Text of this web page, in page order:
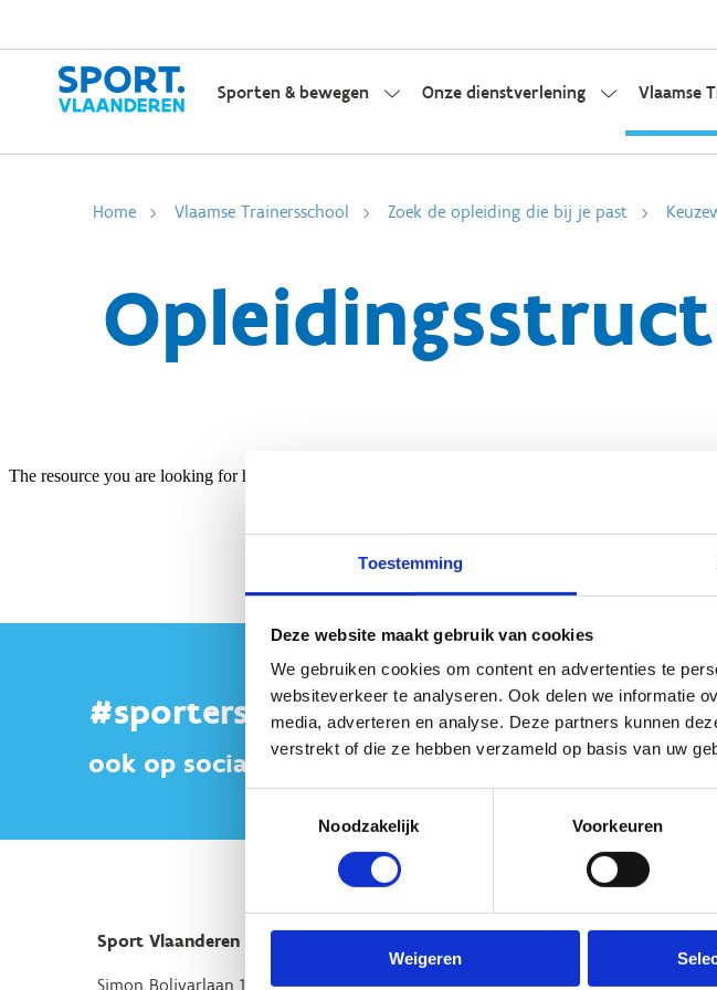
Toestemming
Deze website maakt gebruik van cookies
We gebruiken cookies om content en advertenties te
websiteverkeer te analyseren. Ook delen we informatie
media, adverteren en analyse. Deze partners kunnen
verstrekt of die ze hebben verzameld op basis van uw
Noodzakelijk
Voorkeuren
Weigeren
Sporten & bewegen Onze dienstverlening Vlaamse
Home Vlaamse Trainersschool Zoek de opleiding die bij je past
#sportersbelevenmeer
ook op sociale media
Sport Vlaanderen Hoofdzetel
Simon Bolivarlaan 17 Wie zijn we, wat doen we